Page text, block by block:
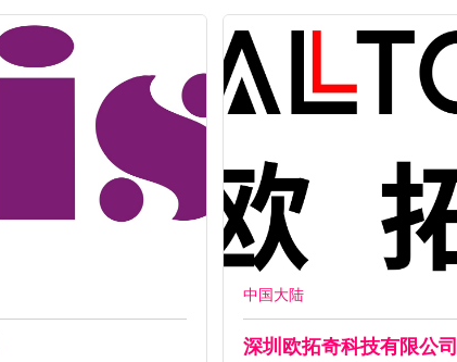
中国大陆
深圳欧拓奇科技有限公司